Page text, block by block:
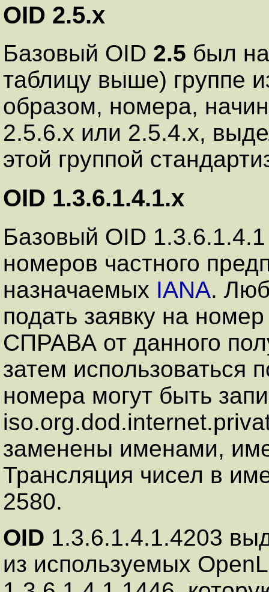
OID 2.5.x
Базовый OID 2.5 был
таблицу выше) группе
образом, номера,
2.5.6.x или 2.5.4.x,
этой группой
OID 1.3.6.1.4.1.x
Базовый OID
номеров частного
назначаемых IANA.
подать заявку на
СПРАВА от данного
затем использоваться
номера могут быть
заменены именами,
Трансляция чисел в
2580.
OID 1.3.6.1.4.1.4203
из используемых